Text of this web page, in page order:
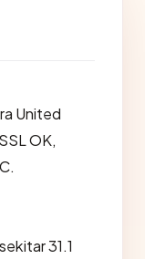
United
OK,
31.1